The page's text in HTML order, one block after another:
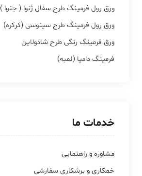
ورق رول فرمینگ طرح سفال ژنوا ( جنوا )
ورق رول فرمینگ طرح سینوسی (کرکره)
ورق فرمینگ رنگی طرح شادولاین
فرمینگ دامپا (لمبه)
خدمات ما
مشاوره و راهنمایی
خمکاری و برشکاری سفارشی